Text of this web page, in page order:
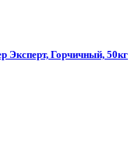
Эксперт, Горчичный, 50кг